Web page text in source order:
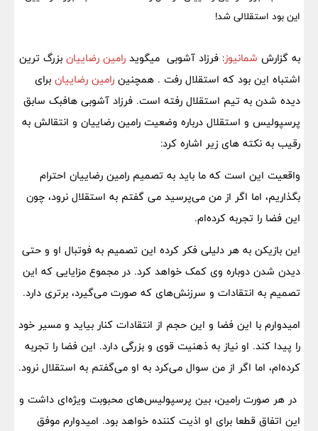
به گزارش شمانیوز: فرزاد آشوبی میگوید رامین رضاییان بزرگ ترین
اشتباه این بود که استقلال رفت . همچنین رامین رضاییان برای
دیده شدن به تیم استقلال رفته است. فرزاد آشوبی هافبک سابق
پرسپولیس و استقلال درباره وضعیت رامین رضاییان و انتقالش به
رقیب به نکته های زیر اشاره کرد:
واقعیت این است که ما باید به تصمیم رامین رضاییان احترام
بگذاریم، اما اگر از من می‌پرسید می گفتم به استقلال نرود، چون
این فضا را تجربه کرده‌ام.
این بازیکن به هر دلیلی فکر کرده این تصمیم به فوتبال او و حتی
دیدن شدن دوباره‌ وی کمک خواهد کرد. در مجموع مزایایی که این
تصمیم به انتقادات و سرزنش‌های که صورت می‌گیرد، برتری دارد.
امیدوارم با این فضا و این حجم از انتقادات کنار بیاید و مسیر خود
را پیدا کند. او نیاز به ذهنیت قوی و بزرگی دارد. این فضا را تجربه
کرده‌ام، اما اگر از من سوال می‌کرد به او می‌گفتم به استقلال نرود.
در هر صورت رامین، بین پرسپولیس‌های محبوبت ویژه‌ای داشت و
این اتفاق قطعا برای او اذیت کننده خواهد بود. امیدوارم موفق